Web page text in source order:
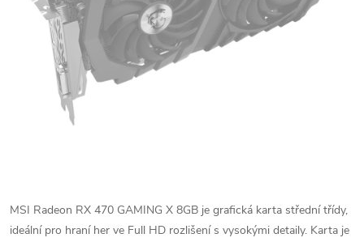
MSI Radeon RX 470 GAMING X 8GB je grafická karta střední třídy,
ideální pro hraní her ve Full HD rozlišení s vysokými detaily. Karta je